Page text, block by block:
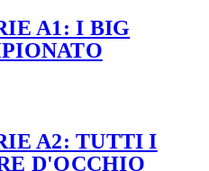
A1: I BIG
A2: TUTTI I
D'OCCHIO